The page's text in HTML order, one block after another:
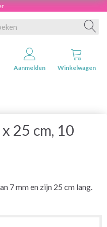
Aanmelden Winkelwagen
25 cm, 10
7 mm en zijn 25 cm lang.